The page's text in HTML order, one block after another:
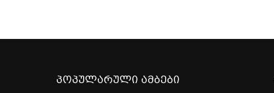
პოპულარული ამბები